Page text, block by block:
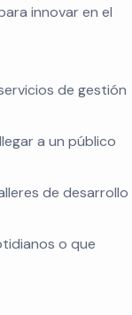
innovar en el
de gestión
a un público
de desarrollo
o que